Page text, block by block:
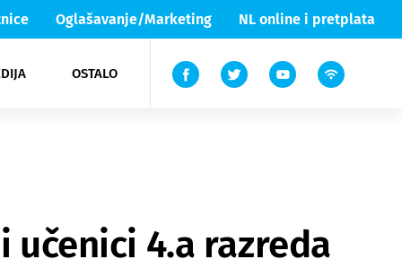
Oglašavanje/Marketing NL online i pretplata
OSTALO
Lika & Senj
TV
4.a razreda